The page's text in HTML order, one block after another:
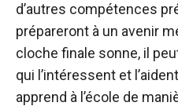
d’autres compétences
prépareront à un avenir
cloche finale sonne, il
qui l’intéressent et
apprend à l’école de